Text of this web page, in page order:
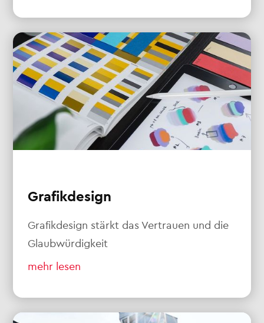
Grafikdesign
Grafikdesign stärkt das Vertrauen und die
Glaubwürdigkeit
mehr lesen